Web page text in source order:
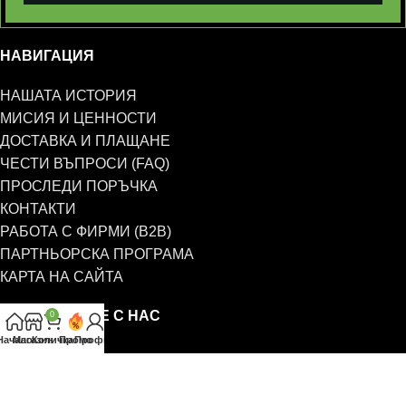
НАВИГАЦИЯ
НАШАТА ИСТОРИЯ
МИСИЯ И ЦЕННОСТИ
ДОСТАВКА И ПЛАЩАНЕ
ЧЕСТИ ВЪПРОСИ (FAQ)
ПРОСЛЕДИ ПОРЪЧКА
КОНТАКТИ
РАБОТА С ФИРМИ (B2B)
ПАРТНЬОРСКА ПРОГРАМА
КАРТА НА САЙТА
СВЪРЖЕТЕ СЕ С НАС
0885 323 661
Магазин
0
КоличкаПромоПрофил